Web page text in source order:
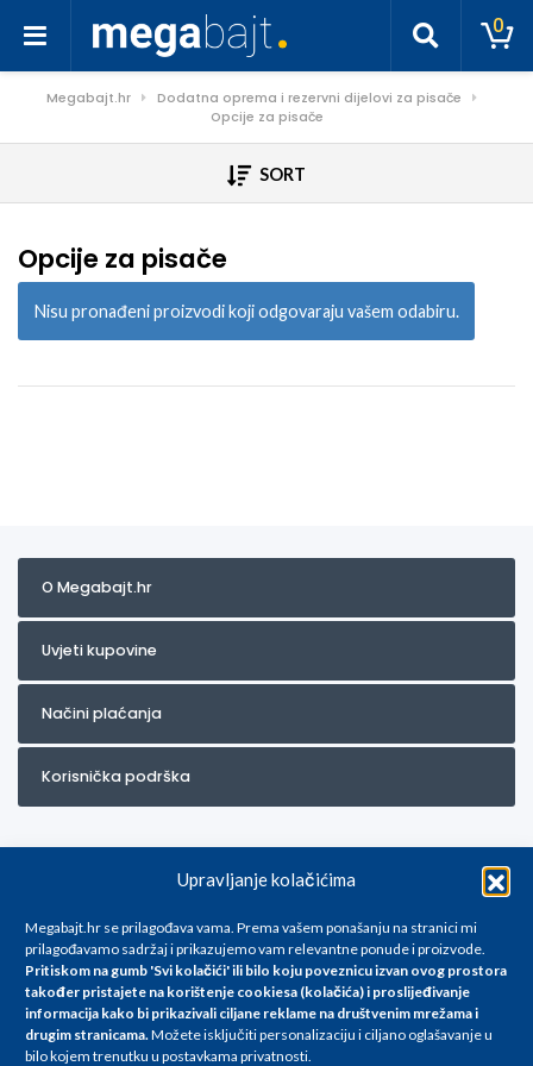
Upravljanje kolačićima
Megabajt.hr se prilagođava vama. Prema vašem ponašanju na stranici mi
prilagođavamo sadržaj i prikazujemo vam relevantne ponude i proizvode.
Pritiskom na gumb 'Svi kolačići' ili bilo koju poveznicu izvan ovog prostora
također pristajete na korištenje cookiesa (kolačića) i proslijeđivanje
informacija kako bi prikazivali ciljane reklame na društvenim mrežama i
drugim stranicama.Možete isključiti personalizaciju i ciljano oglašavanje u
bilo kojem trenutku u postavkama privatnosti.
0
Megabajt.hr
Dodatna oprema i rezervni dijelovi za pisače
Opcije za pisače
SORT
Opcije za pisače
Nisu pronađeni proizvodi koji odgovaraju vašem odabiru.
O Megabajt.hr
Uvjeti kupovine
Načini plaćanja
Korisnička podrška
Za artikle kojih trenutno nema u ponudi obratite nam se na
info@megabajt.hr. Sve cijene su informativnog karaktera i podložne su
promjenama, a
iskazane su za avansno plaćanje(gotovina) u Eurima i uključuju PDV. Sve